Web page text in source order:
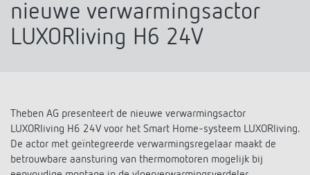
KNX
Aanwezigheids- en bewegingsmelders
LED spot
OEM
OEM-experts
Referenties
Tijd- en lichtregeling
DALI-2 lichtregeling
Mediatheek
Onderneming
nieuwe verwarmingsactor
LUXORliving H6 24V
Theben AG presenteert de nieuwe verwarmingsactor
LUXORliving H6 24V voor het Smart Home-systeem LUXORliving.
De actor met geïntegreerde verwarmingsregelaar maakt de
betrouwbare aansturing van thermomotoren mogelijk bij